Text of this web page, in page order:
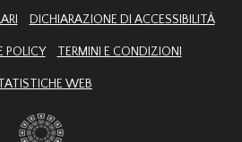
DICHIARAZIONE DI ACCESSIBILITÀ
POLICY TERMINI E CONDIZIONI
WEB